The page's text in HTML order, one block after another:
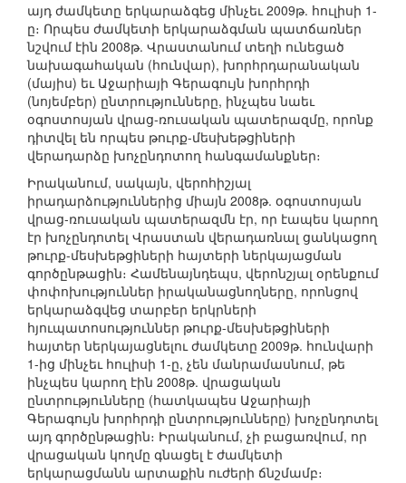
այդ ժամկետը երկարաձգեց մինչեւ 2009թ. հուլիսի 1-
ը։ Որպես ժամկետի երկարաձգման պատճառներ
նշվում էին 2008թ. Վրաստանում տեղի ունեցած
նախագահական (հունվար), խորհրդարանական
(մայիս) եւ Աջարիայի Գերագույն խորհրդի
(նոյեմբեր) ընտրությունները, ինչպես նաեւ
օգոստոսյան վրաց-ռուսական պատերազմը, որոնք
դիտվել են որպես թուրք-մեսխեթցիների
վերադարձը խոչընդոտող հանգամանքներ։
Իրականում, սակայն, վերոհիշյալ
իրադարձություններից միայն 2008թ. օգոստոսյան
վրաց-ռուսական պատերազմն էր, որ էապես կարող
էր խոչընդոտել Վրաստան վերադառնալ ցանկացող
թուրք-մեսխեթցիների հայտերի ներկայացման
գործընթացին։ Համենայնդեպս, վերոնշյալ օրենքում
փոփոխություններ իրականացնողները, որոնցով
երկարաձգվեց տարբեր երկրների
հյուպատոսություններ թուրք-մեսխեթցիների
հայտեր ներկայացնելու ժամկետը 2009թ. հունվարի
1-ից մինչեւ հուլիսի 1-ը, չեն մանրամասնում, թե
ինչպես կարող էին 2008թ. վրացական
ընտրությունները (հատկապես Աջարիայի
Գերագույն խորհրդի ընտրությունները) խոչընդոտել
այդ գործընթացին։ Իրականում, չի բացառվում, որ
վրացական կողմը գնացել է ժամկետի
երկարացմանն արտաքին ուժերի ճնշմամբ։